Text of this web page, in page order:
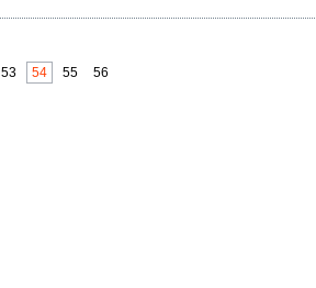
53 54 55 56